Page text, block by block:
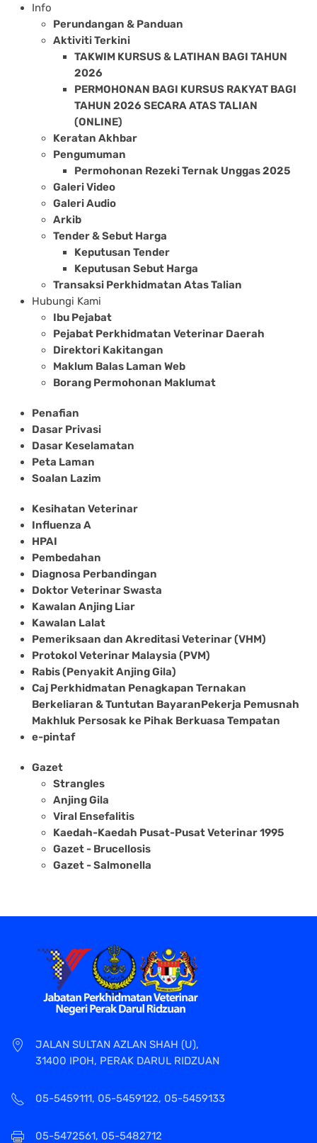
Info
Perundangan & Panduan
Aktiviti Terkini
TAKWIM KURSUS & LATIHAN BAGI TAHUN
2026
PERMOHONAN BAGI KURSUS RAKYAT BAGI
TAHUN 2026 SECARA ATAS TALIAN
(ONLINE)
Keratan Akhbar
Pengumuman
Permohonan Rezeki Ternak Unggas 2025
Galeri Video
Galeri Audio
Arkib
Tender & Sebut Harga
Keputusan Tender
Keputusan Sebut Harga
Transaksi Perkhidmatan Atas Talian
Hubungi Kami
Ibu Pejabat
Pejabat Perkhidmatan Veterinar Daerah
Direktori Kakitangan
Maklum Balas Laman Web
Borang Permohonan Maklumat
Penafian
Dasar Privasi
Dasar Keselamatan
Peta Laman
Soalan Lazim
Kesihatan Veterinar
Influenza A
HPAI
Pembedahan
Diagnosa Perbandingan
Doktor Veterinar Swasta
Kawalan Anjing Liar
Kawalan Lalat
Pemeriksaan dan Akreditasi Veterinar (VHM)
Protokol Veterinar Malaysia (PVM)
Rabis (Penyakit Anjing Gila)
Caj Perkhidmatan Penagkapan Ternakan
Berkeliaran & Tuntutan BayaranPekerja Pemusnah
Makhluk Persosak ke Pihak Berkuasa Tempatan
e-pintaf
Gazet
Strangles
Anjing Gila
Viral Ensefalitis
Kaedah-Kaedah Pusat-Pusat Veterinar 1995
Gazet - Brucellosis
Gazet - Salmonella
JALAN SULTAN AZLAN SHAH (U),
31400 IPOH, PERAK DARUL RIDZUAN
05-5459111, 05-5459122, 05-5459133
05-5472561, 05-5482712